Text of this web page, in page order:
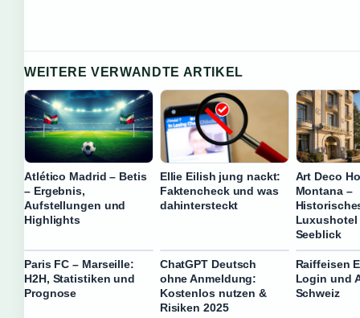
WEITERE VERWANDTE ARTIKEL
Atlético Madrid – Betis
– Ergebnis,
Aufstellungen und
Highlights
Ellie Eilish jung nackt:
Faktencheck und was
dahintersteckt
Art Deco
Montana –
Luxushotel
Seeblick
Paris FC – Marseille:
H2H, Statistiken und
Prognose
ChatGPT Deutsch
ohne Anmeldung:
Kostenlos nutzen &
Risiken 2025
Raiffeisen
Login und
Schweiz